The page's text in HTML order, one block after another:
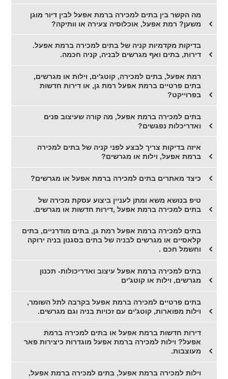
מה הקשר בין בתים למכירה ברמת אפעל לבין דיור מוגן
משען? רמת אפעל, אוכלוסיה צעירה או וותיקה?
בדיקות מקדמיות קניה של בתים למכירה ברמת אפעל.
דירות, בתים ואף מגרשים לבניה, קניה חכמה.
רמת אפעל, בתים למכירה, קוטג'ים, וילות או מגרשים,
בתים פרטיים ברמת אפעל רמת גן, או דירות חדשות
בפרוייקט?
בתים למכירה ברמת אפעל, מה קורה שעיצוב פנים
ואדריכלות נפגשים?
איזה בדיקות צריך לבצע לפני קניה של בתים למכירה
ברמת אפעל, וילות או מגרשים?
כיצד מאתרים בתים למכירה ברמת אפעל או מגרשים?
טיפ בנושא משא ומתן לעניין ביצוע עסקת מכירה של
בתים למכירה ברמת אפעל ,דירות חדשות או מגרשים.
בתים למכירה ברמת אפעל רמת גן, בתים מודרניים, בתים
קלאסיים או מגרשים לבניה של בתים בסגנון בניה ירוקה
וחשמל חכם .
בתים למכירה ברמת אפעל עיצוב ואדריכולות- תכנון
מגרשים, וילות או קוטג'ים
בתים פרטיים למכירה ברמת אפעל בקרבה לתל השומר,
וילות מפוארות, קוטג'ים עם זכויות בניה וגם מגרשים.
דירות חדשות ברמת אפעל או בתים למכירה ברמת
אפעל? וילות למכירה ברמת אפעל מוגדרות כיצירות פאר
מעוצבות.
וילות למכירה ברמת אפעל, בתים למכירה ברמת אפעל,